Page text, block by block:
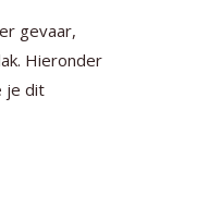
gevaar,
Hieronder
je dit